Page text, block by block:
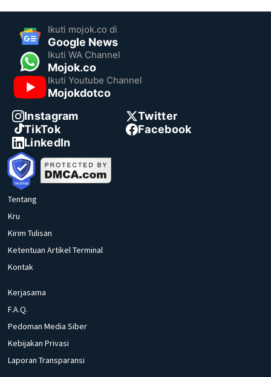
Ikuti mojok.co di
Google News
Ikuti WA Channel
Mojok.co
Ikuti Youtube Channel
Mojokdotco
Instagram
Twitter
TikTok
Facebook
LinkedIn
Tentang
Kru
Kirim Tulisan
Ketentuan Artikel Terminal
Kontak
Kerjasama
F.A.Q.
Pedoman Media Siber
Kebijakan Privasi
Laporan Transparansi